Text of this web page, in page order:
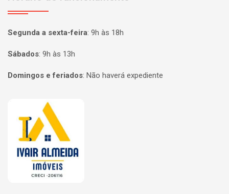
Segunda a sexta-feira: 9h às 18h
Sábados: 9h às 13h
Domingos e feriados: Não haverá expediente
Página inicial